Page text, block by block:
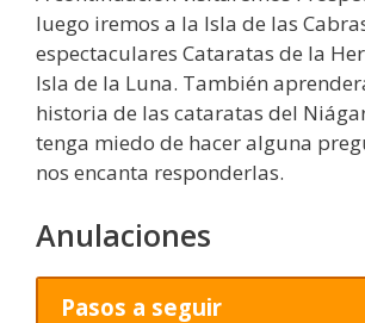
luego iremos a la Isla de las
espectaculares Cataratas de la
Isla de la Luna. También
historia de las cataratas del
tenga miedo de hacer alguna
nos encanta responderlas.
Anulaciones
Pasos a seguir